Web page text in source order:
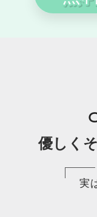
優しく
実